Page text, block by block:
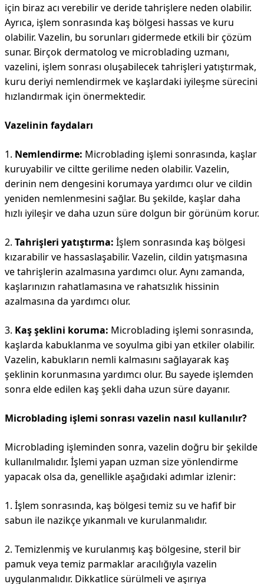
için biraz acı verebilir ve deride tahrişlere neden olabilir.
Ayrıca, işlem sonrasında kaş bölgesi hassas ve kuru
olabilir. Vazelin, bu sorunları gidermede etkili bir çözüm
sunar. Birçok dermatolog ve microblading uzmanı,
vazelini, işlem sonrası oluşabilecek tahrişleri yatıştırmak,
kuru deriyi nemlendirmek ve kaşlardaki iyileşme sürecini
hızlandırmak için önermektedir.
Vazelinin faydaları
1. Nemlendirme: Microblading işlemi sonrasında, kaşlar
kuruyabilir ve ciltte gerilime neden olabilir. Vazelin,
derinin nem dengesini korumaya yardımcı olur ve cildin
yeniden nemlenmesini sağlar. Bu şekilde, kaşlar daha
hızlı iyileşir ve daha uzun süre dolgun bir görünüm korur.
2. Tahrişleri yatıştırma: İşlem sonrasında kaş bölgesi
kızarabilir ve hassaslaşabilir. Vazelin, cildin yatışmasına
ve tahrişlerin azalmasına yardımcı olur. Aynı zamanda,
kaşlarınızın rahatlamasına ve rahatsızlık hissinin
azalmasına da yardımcı olur.
3. Kaş şeklini koruma: Microblading işlemi sonrasında,
kaşlarda kabuklanma ve soyulma gibi yan etkiler olabilir.
Vazelin, kabukların nemli kalmasını sağlayarak kaş
şeklinin korunmasına yardımcı olur. Bu sayede işlemden
sonra elde edilen kaş şekli daha uzun süre dayanır.
Microblading işlemi sonrası vazelin nasıl kullanılır?
Microblading işleminden sonra, vazelin doğru bir şekilde
kullanılmalıdır. İşlemi yapan uzman size yönlendirme
yapacak olsa da, genellikle aşağıdaki adımlar izlenir:
1. İşlem sonrasında, kaş bölgesi temiz su ve hafif bir
sabun ile nazikçe yıkanmalı ve kurulanmalıdır.
2. Temizlenmiş ve kurulanmış kaş bölgesine, steril bir
pamuk veya temiz parmaklar aracılığıyla vazelin
uygulanmalıdır. Dikkatlice sürülmeli ve aşırıya